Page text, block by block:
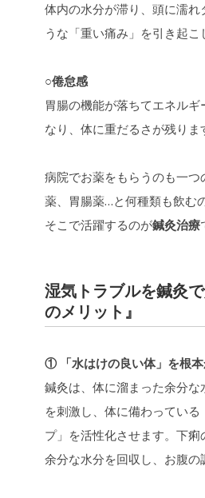
体内の水分が滞り、頭に濡れ
うな「重い痛み」を引き起こ
○倦怠感
胃腸の機能が落ちてエネルギ
なり、体に重だるさが残りま
病院でお薬をもらうのも一つ
薬、胃腸薬…と何種類も飲む
そこで活躍するのが鍼灸治療
湿気トラブルを鍼灸
のメリット』
① 「水はけの良い体」を根
鍼灸は、体に溜まった余分な
を刺激し、体に備わってい
プ」を活性化させます。下
余分な水分を回収し、お腹の